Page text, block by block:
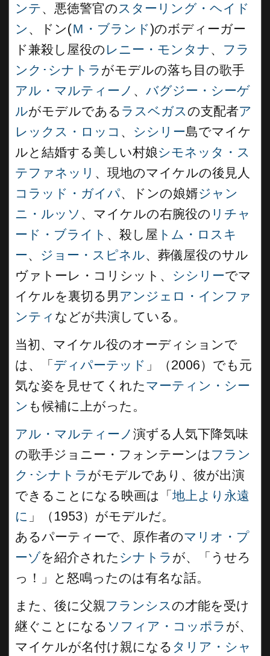
ンテ、悪徳警官の スターリング・ヘイド
ン 、ドン(Ｍ・ブランド)のボディーガー
ド兼殺し屋役の レニー・モンタナ、 フラ
ンク･シナトラ がモデルの落ち目の歌手
アル・マルティーノ 、 バグジー・シーゲ
ルがモデルである ラスベガスの支配者ア
レックス・ロッコ 、 シシリー島でマイケ
ルと結婚する美しい村娘シモネッタ・ス
テファネッリ 、現地のマイケルの後見人
コラッド・ガイパ、ドンの娘婿ジャン
ニ・ルッソ 、マイケルの右腕役の リチャ
ード・ブライト 、殺し屋 トム・ロスキ
ー、 ジョー・スピネル、葬儀屋役のサル
ヴァトーレ・コリシット、 シシリーでマ
イケルを裏切る男 アンジェロ・インファ
ンティ などが共演している。
当初、マイケル役のオーディションで
は、「 ディパーテッド 」（2006）でも元
気な姿を見せてくれたマーティン・シー
ン も候補に上がった。
アル・マルティーノ 演ずる人気下降気味
の歌手ジョニー・フォンテーンは フラン
ク･シナトラ がモデルであり、彼が出演
できることになる映画は「 地上より永遠
に 」（1953）がモデルだ。
あるパーティーで、原作者のマリオ・プ
ーゾを紹介された シナトラ が、「うせろ
っ！」と怒鳴ったのは有名な話。
また、後に父親フランシスの才能を受け
継ぐことになる ソフィア・コッポラ が、
マイケルが名付け親になる タリア・シャ